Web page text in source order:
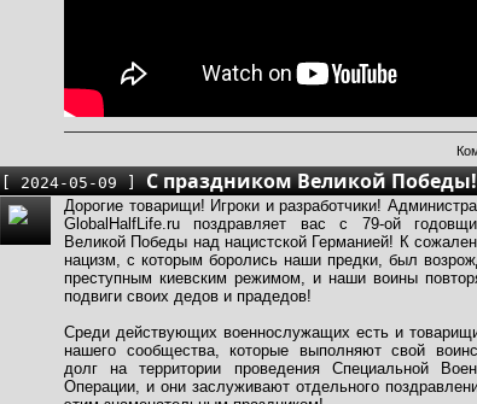
[ 2024-05-09 ]С праздником Великой Победы!
Дорогие товарищи! Игроки и разработчики!
GlobalHalfLife.ru поздравляет вас с 79-ой
Великой Победы над нацистской Германией! К
нацизм, с которым боролись наши предки, был
преступным киевским режимом, и наши воины
подвиги своих дедов и прадедов!
Среди действующих военнослужащих есть и
нашего сообщества, которые выполняют свой
долг на территории проведения Специальной
Операции, и они заслуживают отдельного